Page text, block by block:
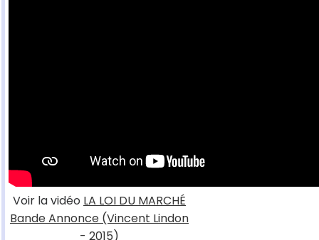
Voir la vidéo LA LOI DU MARCHÉ
Bande Annonce (Vincent Lindon
- 2015)